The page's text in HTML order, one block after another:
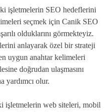
işletmelerin SEO hedeflerini
seçmek için Canik SEO
olduklarını görmekteyiz.
anlayarak özel bir strateji
uygun anahtar kelimeleri
doğrudan ulaşmasını
yardımcı olur.
işletmelerin web siteleri, mobil